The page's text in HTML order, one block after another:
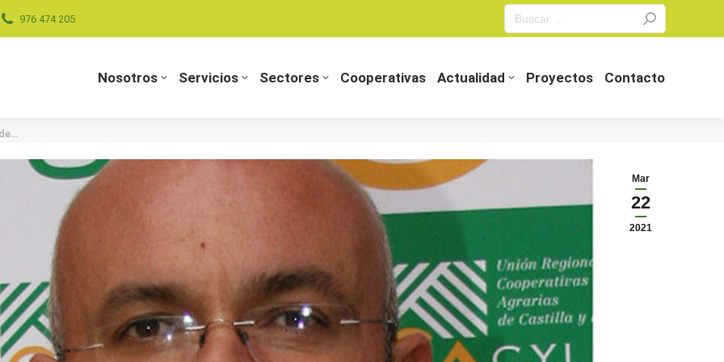
976 474 205
Search:
Nosotros Servicios Sectores Cooperativas Actualidad Proyectos Contacto
Mar
22
2021
Actualidad Proyectos Contacto